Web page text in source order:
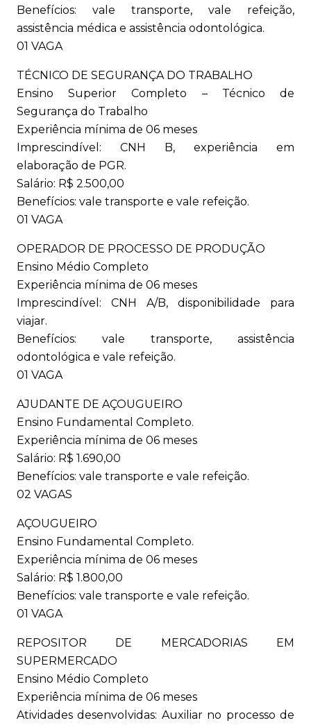
Benefícios: vale transporte, vale refeição,
assistência médica e assistência odontológica.
01 VAGA
TÉCNICO DE SEGURANÇA DO TRABALHO
Ensino Superior Completo – Técnico de
Segurança do Trabalho
Experiência mínima de 06 meses
Imprescindível: CNH B, experiência em
elaboração de PGR.
Salário: R$ 2.500,00
Benefícios: vale transporte e vale refeição.
01 VAGA
OPERADOR DE PROCESSO DE PRODUÇÃO
Ensino Médio Completo
Experiência mínima de 06 meses
Imprescindível: CNH A/B, disponibilidade para
viajar.
Benefícios: vale transporte, assistência
odontológica e vale refeição.
01 VAGA
AJUDANTE DE AÇOUGUEIRO
Ensino Fundamental Completo.
Experiência mínima de 06 meses
Salário: R$ 1.690,00
Benefícios: vale transporte e vale refeição.
02 VAGAS
AÇOUGUEIRO
Ensino Fundamental Completo.
Experiência mínima de 06 meses
Salário: R$ 1.800,00
Benefícios: vale transporte e vale refeição.
01 VAGA
REPOSITOR DE MERCADORIAS EM
SUPERMERCADO
Ensino Médio Completo
Experiência mínima de 06 meses
Atividades desenvolvidas: Auxiliar no processo de